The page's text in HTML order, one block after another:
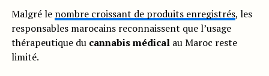
Malgré le nombre croissant de produits enregistrés, les
responsables marocains reconnaissent que l’usage
thérapeutique du cannabis médicalau Maroc reste
limité.